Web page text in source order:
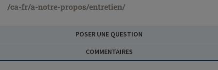
/ca-fr/a-notre-propos/entretien/
POSER UNE QUESTION
COMMENTAIRES